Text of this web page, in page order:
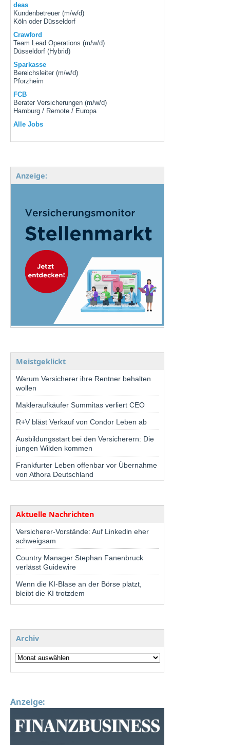
deas
Kundenbetreuer (m/w/d)
Köln oder Düsseldorf
Crawford
Team Lead Operations (m/w/d)
Düsseldorf (Hybrid)
Sparkasse
Bereichsleiter (m/w/d)
Pforzheim
FCB
Berater Versicherungen (m/w/d)
Hamburg / Remote / Europa
Alle Jobs
Anzeige:
Meistgeklickt
Warum Versicherer ihre Rentner behalten
wollen
Makleraufkäufer Summitas verliert CEO
R+V bläst Verkauf von Condor Leben ab
Ausbildungsstart bei den Versicherern: Die
jungen Wilden kommen
Frankfurter Leben offenbar vor Übernahme
von Athora Deutschland
Aktuelle Nachrichten
Versicherer-Vorstände: Auf Linkedin eher
schweigsam
Country Manager Stephan Fanenbruck
verlässt Guidewire
Wenn die KI-Blase an der Börse platzt,
bleibt die KI trotzdem
Archiv
Anzeige: